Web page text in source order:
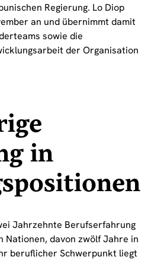
Regierung. Lo Diop
an und übernimmt damit
sowie die
der Organisation
in
Jahrzehnte Berufserfahrung
Nationen, davon zwölf Jahre in
beruflicher Schwerpunkt liegt